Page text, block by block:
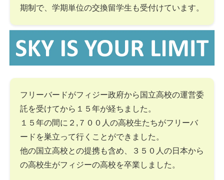
期制で、学期単位の交換留学生も受付けています。
フリーバードがフィジー政府から国立高校の運営委
託を受けてから１５年が経ちました。
１５年の間に２,７００人の高校生たちがフリーバ
ードを巣立って行くことができました。
他の国立高校との提携も含め、３５０人の日本から
の高校生がフィジーの高校を卒業しました。